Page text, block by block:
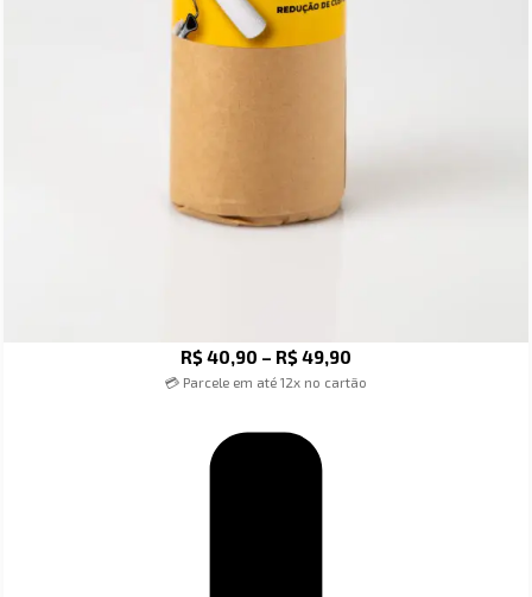
R$40,90 – R$49,90
💳 Parcele em até 12x no cartão